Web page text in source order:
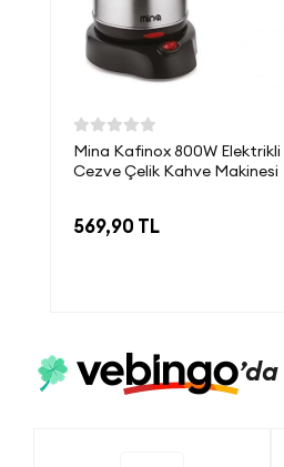
Mina Kafinox 800W Elektrikli
Cezve Çelik Kahve Makinesi
569,90 TL
’da